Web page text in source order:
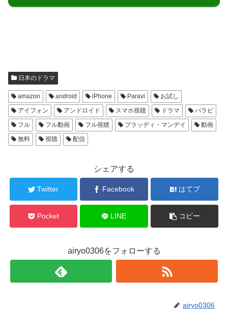
日本のドラマ
amazon android iPhone Paravi
お試し
アイフォン
アンドロイド スマホ視聴 ドラマ
パラビ
フル
フル動画 フル視聴 ブラッディ・マンデイ
動画
無料
視聴 配信
シェアする
Twitter Facebook はてブ
Pocket LINE コピー
airyo0306をフォローする
airyo0306